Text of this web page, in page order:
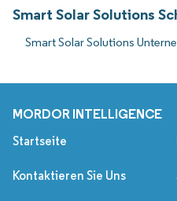
Smart Solar Solutions
Smart Solar Solutions
MORDOR INTELLIGENCE
Startseite
Kontaktieren Sie Uns